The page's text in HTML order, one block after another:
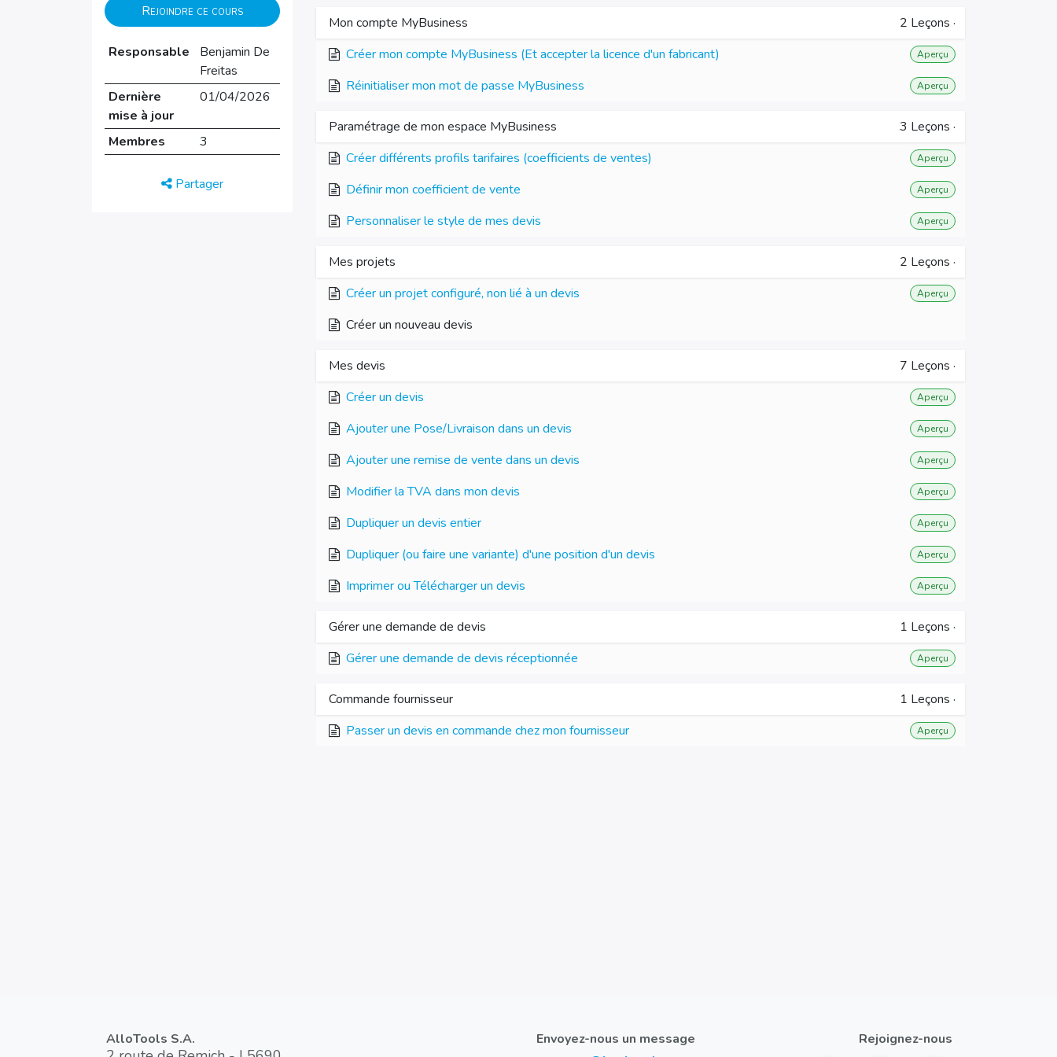
Rejoindre ce cours
Responsable
Benjamin De
Freitas
Dernière
mise à jour
01/04/2026
Membres 3
Partager
Mon compte MyBusiness 2 Leçons ·
Créer mon compte MyBusiness (Et accepter la licence d'un fabricant)
Aperçu
Réinitialiser mon mot de passe MyBusiness Aperçu
Paramétrage de mon espace MyBusiness 3 Leçons ·
Créer différents profils tarifaires (coefficients de ventes)
Aperçu
Définir mon coefficient de vente Aperçu
Personnaliser le style de mes devis Aperçu
Mes projets 2 Leçons ·
Créer un projet configuré, non lié à un devis
Aperçu
Créer un nouveau devis
Mes devis 7 Leçons ·
Créer un devis
Aperçu
Ajouter une Pose/Livraison dans un devis Aperçu
Ajouter une remise de vente dans un devis Aperçu
Modifier la TVA dans mon devis Aperçu
Dupliquer un devis entier Aperçu
Dupliquer (ou faire une variante) d'une position d'un devis Aperçu
Imprimer ou Télécharger un devis Aperçu
Gérer une demande de devis 1 Leçons ·
Gérer une demande de devis réceptionnée
Aperçu
Commande fournisseur 1 Leçons ·
Passer un devis en commande chez mon fournisseur
Aperçu
AlloTools S.A. Rejoignez-nous
Envoyez-nous un message